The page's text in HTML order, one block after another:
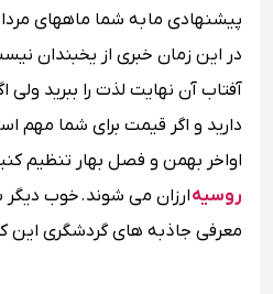
پیشنهادی ما به شما ماههای
در این زمان خبری از یخبندان
آفتاب آن نهایت لذت را ببرید ولی
دارید و اگر قیمت برای شما مهم
اواخر بهمن و فصل بهار تنظیم
روسیهارزان می شوند. خوب
معرفی جاذبه های گردشگری این